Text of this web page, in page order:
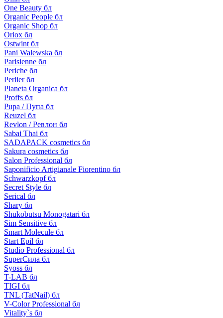
One Beauty бл
Organic People бл
Organic Shop бл
Oriox бл
Ostwint бл
Pani Walewska бл
Parisienne бл
Periche бл
Perlier бл
Planeta Organica бл
Proffs бл
Pupa / Пупа бл
Reuzel бл
Revlon / Ревлон бл
Sabai Thai бл
SADAPACK cosmetics бл
Sakura cosmetics бл
Salon Professional бл
Saponificio Artigianale Fiorentino бл
Schwarzkopf бл
Secret Style бл
Serical бл
Shary бл
Shukobutsu Monogatari бл
Sim Sensitive бл
Smart Molecule бл
Start Epil бл
Studio Professional бл
SuperСила бл
Syoss бл
T-LAB бл
TIGI бл
TNL (TatNail) бл
V-Color Professional бл
Vitality`s бл